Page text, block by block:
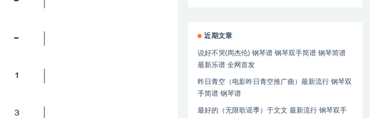
近期文章
说好不哭(周杰伦) 钢琴谱 钢琴双手简谱 钢琴简谱
最新乐谱 全网首发
昨日青空（电影昨日青空推广曲）最新流行 钢琴双
手简谱 钢琴谱
最好的（无限歌谣季）于文文 最新流行 钢琴双手